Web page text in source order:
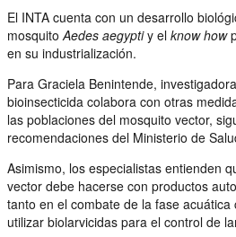
El INTA cuenta con un desarrollo
mosquito Aedes aegyptiy el know how
en su industrialización.
Para Graciela Benintende,
bioinsecticida colabora con otras
las poblaciones del mosquito vector,
recomendaciones del Ministerio de
Asimismo, los especialistas entienden
vector debe hacerse con productos
tanto en el combate de la fase acuática
utilizar biolarvicidas para el control de